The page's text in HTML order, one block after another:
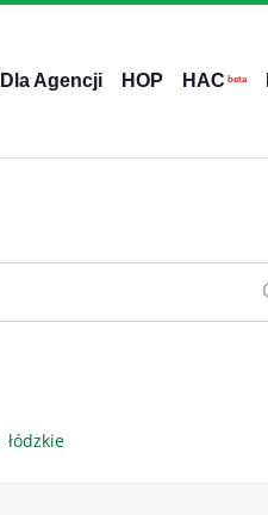
Dla Agencji HOP HAC beta
łódzkie